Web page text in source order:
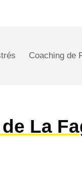
Coaching de
La